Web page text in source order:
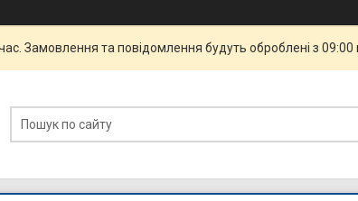
Замовлення та повідомлення будуть оброблені з